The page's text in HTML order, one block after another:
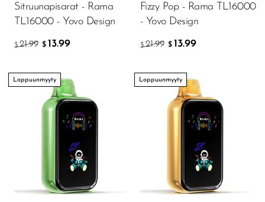
Milli Bar
MTRX
Naked
NIKO Bar
Off-Stamp
Sitruunapisarat - Rama
TL16000 - Yovo Design
$ 21.99 $ 13.99
Fizzy Pop - Rama TL16000
- Yovo Design
$ 21.99 $ 13.99
Loppuunmyyty Loppuunmyyty